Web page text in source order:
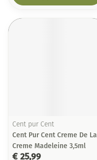
Cent pur Cent
Cent Pur Cent Creme De La
Creme Madeleine 3,5ml
€ 25,99